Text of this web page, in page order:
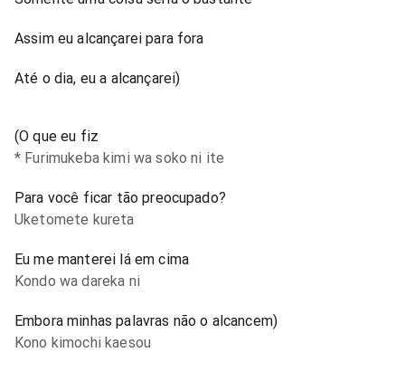
Assim eu alcançarei para fora
Até o dia, eu a alcançarei)
(O que eu fiz
* Furimukeba kimi wa soko ni ite
Para você ficar tão preocupado?
Uketomete kureta
Eu me manterei lá em cima
Kondo wa dareka ni
Embora minhas palavras não o alcancem)
Kono kimochi kaesou